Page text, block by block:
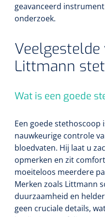
geavanceerd
onderzoek.
Littmann
Wat is een goede
Een goede stethoscoop
nauwkeurige controle
bloedvaten. Hij laat u
opmerken en zit
moeiteloos meerdere
Merken zoals Littmann
duurzaamheid en
geen cruciale details,